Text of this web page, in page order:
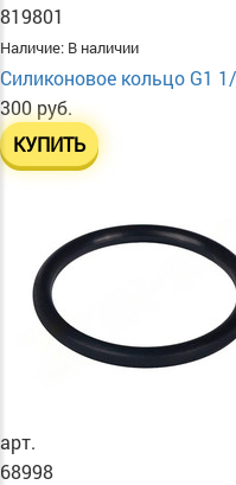
819801
Наличие: В наличии
Силиконовое кольцо G1
300 руб.
КУПИТЬ
арт.
68998